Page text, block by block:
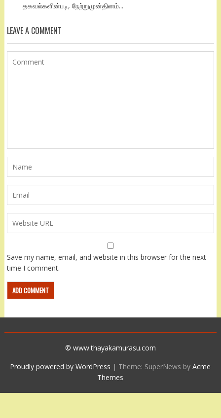
தகவல்களின்படி, நேற்றுமுன்தினம்...
LEAVE A COMMENT
Save my name, email, and website in this browser for the next
time I comment.
© www.thayakamurasu.com
Proudly powered by WordPress | Theme: SuperNews byAcme
Themes